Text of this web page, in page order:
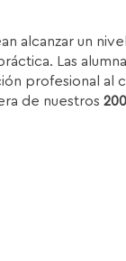
alcanzar un
Las
profesional al
de nuestros